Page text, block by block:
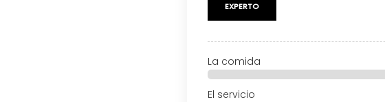
EXPERTO
La comida
El servicio